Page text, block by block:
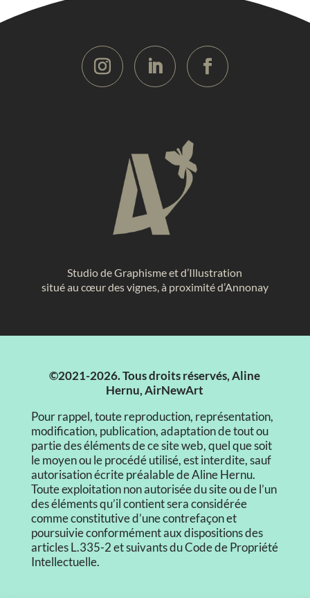
Studio de Graphisme et d’Illustration
situé au cœur des vignes, à proximité d’Annonay
©2021-2026. Tous droits réservés, Aline
Hernu, AirNewArt
Pour rappel, toute reproduction, représentation,
modification, publication, adaptation de tout ou
partie des éléments de ce site web, quel que soit
le moyen ou le procédé utilisé, est interdite, sauf
autorisation écrite préalable de Aline Hernu.
Toute exploitation non autorisée du site ou de l’un
des éléments qu’il contient sera considérée
comme constitutive d’une contrefaçon et
poursuivie conformément aux dispositions des
articles L.335-2 et suivants du Code de Propriété
Intellectuelle.